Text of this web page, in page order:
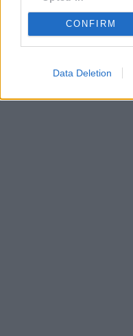
CONFIRM
Data Deletion